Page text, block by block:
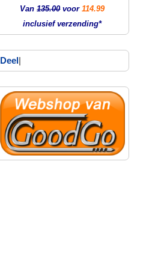
Van135.00voor114.99
inclusief verzending*
Deel|